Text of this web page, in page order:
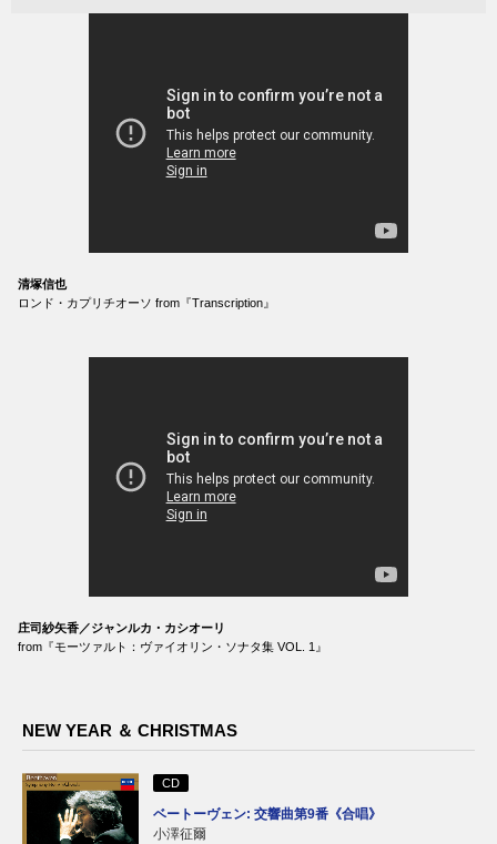
清塚信也
ロンド・カプリチオーソ from『Transcription』
庄司紗矢香／ジャンルカ・カシオーリ
from『モーツァルト：ヴァイオリン・ソナタ集 VOL. 1』
NEW YEAR ＆ CHRISTMAS
CD
ベートーヴェン: 交響曲第9番《合唱》
小澤征爾